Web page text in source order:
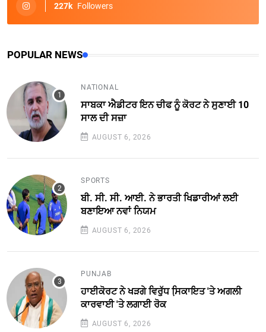
227k Followers
POPULAR NEWS
NATIONAL
ਸਾਬਕਾ ਐਡੀਟਰ ਇਨ ਚੀਫ ਨੂੰ ਕੋਰਟ ਨੇ ਸੁਣਾਈ 10
ਸਾਲ ਦੀ ਸਜ਼ਾ
AUGUST 6, 2026
SPORTS
ਬੀ. ਸੀ. ਸੀ. ਆਈ. ਨੇ ਭਾਰਤੀ ਖਿਡਾਰੀਆਂ ਲਈ
ਬਣਾਇਆ ਨਵਾਂ ਨਿਯਮ
AUGUST 6, 2026
PUNJAB
ਹਾਈਕੋਰਟ ਨੇ ਖੜਗੇ ਵਿਰੁੱਧ ਸਿ਼ਕਾਇਤ 'ਤੇ ਅਗਲੀ
ਕਾਰਵਾਈ 'ਤੇ ਲਗਾਈ ਰੋਕ
AUGUST 6, 2026